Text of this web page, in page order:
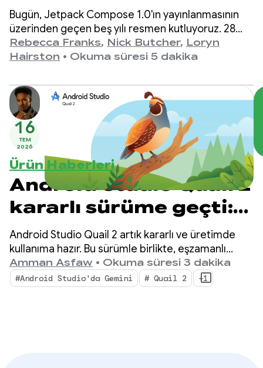
Bugün, Jetpack Compose 1.0'ın yayınlanmasının
üzerinden geçen beş yılı resmen kutluyoruz. 28
Temmuz 2021'de duyurulan 1.0 sürümünden en
son 1.11 sürümüne kadar API'lerin yıllar içinde
kutlamak istiyoruz.
Rebecca Franks, Nick Butcher, Loryn
Hairston • Okuma süresi 5 dakika
16
TEM
2026
Ürün Haberleri
Android Studio Quail 2
kararlı sürüme geçti:
Android Studio Yapay
Zeka Aracı ile çoklu
görev
Android Studio Quail 2 artık kararlı ve üretimde
kullanıma hazır. Bu sürümle birlikte, eşzamanlı
yapay zeka destekli iş akışları, yerel olarak entegre
edilmiş bellek sızıntısı profili oluşturma ve bağlama
duyarlı kilitlenme düzeltme gibi özelliklerle
Amman Asfaw • Okuma süresi 3 dakika
#Android Studio'da Gemini # Quail 2 +1